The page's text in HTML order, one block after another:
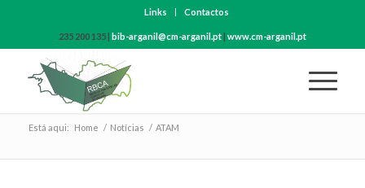
Links Contactos
235 200 135 | bib-arganil@cm-arganil.pt| www.cm-arganil.pt
Está aqui: Home / Notícias / ATAM